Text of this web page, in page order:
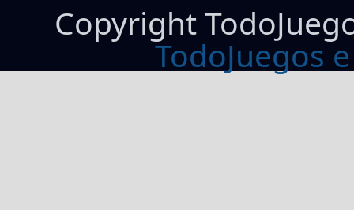
Copyright
TodoJuegos